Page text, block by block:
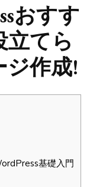
おすす
立てら
作成!
基礎入門